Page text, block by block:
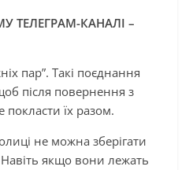
ТЕЛЕГРАМ-КАНАЛІ –
пар”. Такі поєднання
після повернення з
їх разом.
не можна зберігати
якщо вони лежать